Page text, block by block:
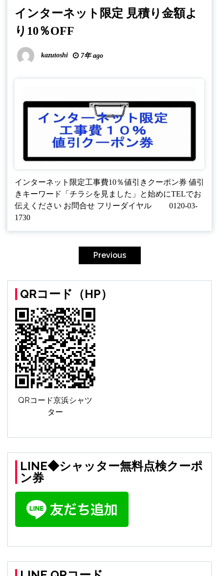
インターネット限定 見積り金額よ
り10％OFF
kazutoshi 7年 ago
インターネット限定工事費10％値引きクーポン券 値引
きキーワード「チラシを見ました」と始めにTELでお
伝えください お問合せ フリーダイヤル 0120-03-
1730
ビ
ゲ
ー
シ
ョ
ン
Previous
QRコード（HP）
QRコード京浜シャツ
ター
LINE◆シャッター無料点検クーポ
ン券